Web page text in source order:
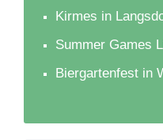
Kirmes in
Summer Games
Biergartenfest in